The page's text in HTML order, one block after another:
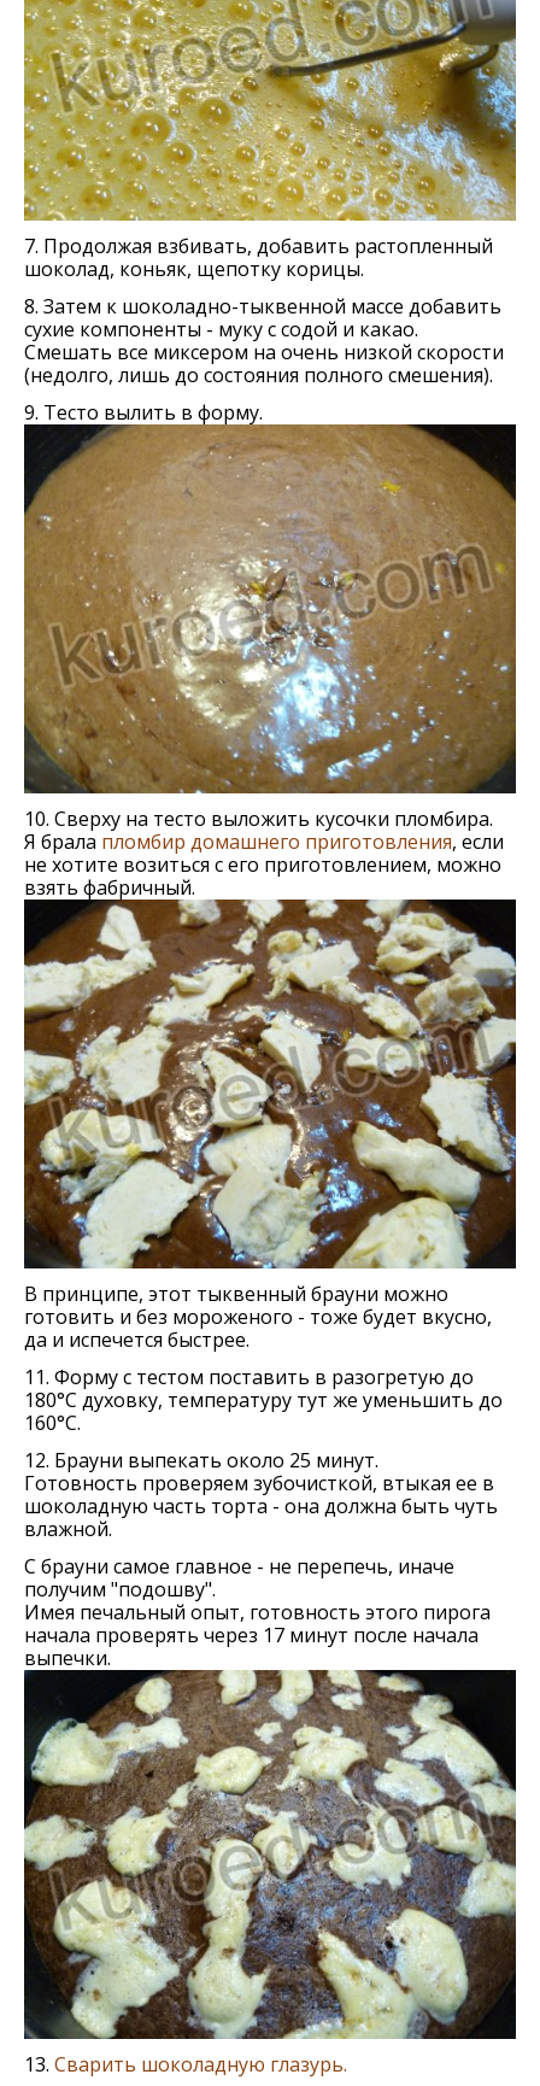
7. Продолжая взбивать, добавить растопленный
шоколад, коньяк, щепотку корицы.
8. Затем к шоколадно-тыквенной массе добавить
сухие компоненты - муку с содой и какао.
Смешать все миксером на очень низкой скорости
(недолго, лишь до состояния полного смешения).
9. Тесто вылить в форму.
10. Сверху на тесто выложить кусочки пломбира.
Я брала пломбир домашнего приготовления, если
не хотите возиться с его приготовлением, можно
взять фабричный.
В принципе, этот тыквенный брауни можно
готовить и без мороженого - тоже будет вкусно,
да и испечется быстрее.
11. Форму с тестом поставить в разогретую до
180°С духовку, температуру тут же уменьшить до
160°С.
12. Брауни выпекать около 25 минут.
Готовность проверяем зубочисткой, втыкая ее в
шоколадную часть торта - она должна быть чуть
влажной.
С брауни самое главное - не перепечь, иначе
получим "подошву".
Имея печальный опыт, готовность этого пирога
начала проверять через 17 минут после начала
выпечки.
13. Сварить шоколадную глазурь.